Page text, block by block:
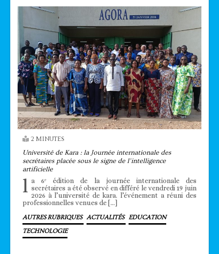
2 MINUTES
Université de Kara : la Journée internationale des
secrétaires placée sous le signe de l’intelligence
artificielle
l a 6ᵉ édition de la journée internationale des
secrétaires a été observé en différé le vendredi 19 juin
2026 à l’université de kara. l’événement a réuni des
professionnelles venues de […]
AUTRES RUBRIQUES ACTUALITÉS EDUCATION
TECHNOLOGIE